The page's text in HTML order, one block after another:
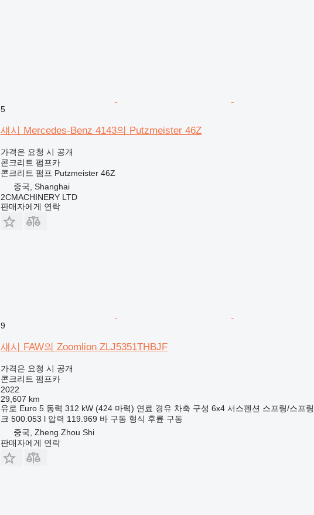
5
섀시 Mercedes-Benz 4143의 Putzmeister 46Z
가격은 요청 시 공개
콘크리트 펌프카
콘크리트 펌프 Putzmeister 46Z
중국, Shanghai
2CMACHINERY LTD
판매자에게 연락
9
섀시 FAW의 Zoomlion ZLJ5351THBJF
가격은 요청 시 공개
콘크리트 펌프카
2022
29,607 km
유로 Euro 5 동력 312 kW (424 마력) 연료 경유 차축 구성 6x4 서스펜션 스프링/스프링
크 500.053 l 압력 119.969 바 구동 형식 후륜 구동
중국, Zheng Zhou Shi
판매자에게 연락